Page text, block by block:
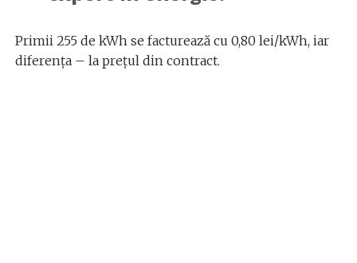
Primii 255 de kWh se facturează cu 0,80 lei/kWh, iar
diferența – la preţul din contract.